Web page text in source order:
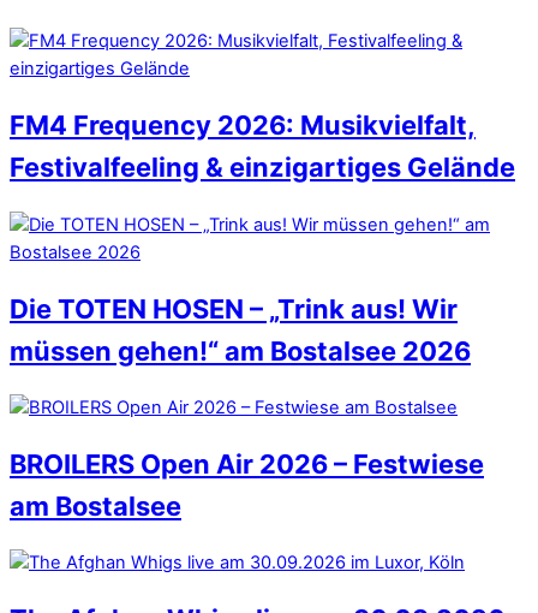
FM4 Frequency 2026: Musikvielfalt,
Festivalfeeling & einzigartiges Gelände
Die TOTEN HOSEN – „Trink aus! Wir
müssen gehen!“ am Bostalsee 2026
BROILERS Open Air 2026 – Festwiese
am Bostalsee